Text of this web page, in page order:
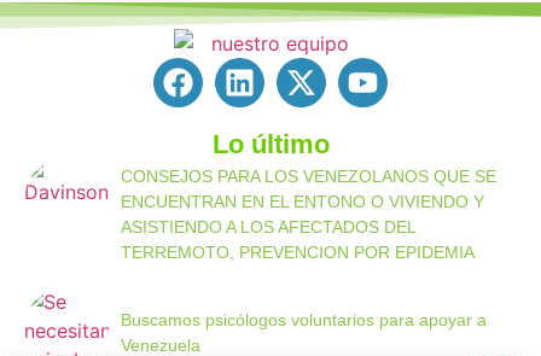
Lo último
CONSEJOS PARA LOS VENEZOLANOS QUE SE
ENCUENTRAN EN EL ENTONO O VIVIENDO Y
ASISTIENDO A LOS AFECTADOS DEL
TERREMOTO, PREVENCION POR EPIDEMIA
Buscamos psicólogos voluntarios para apoyar a
Venezuela